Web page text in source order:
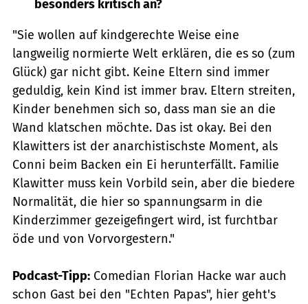
besonders kritisch an?
"Sie wollen auf kindgerechte Weise eine
langweilig normierte Welt erklären, die es so (zum
Glück) gar nicht gibt. Keine Eltern sind immer
geduldig, kein Kind ist immer brav. Eltern streiten,
Kinder benehmen sich so, dass man sie an die
Wand klatschen möchte. Das ist okay. Bei den
Klawitters ist der anarchistischste Moment, als
Conni beim Backen ein Ei herunterfällt. Familie
Klawitter muss kein Vorbild sein, aber die biedere
Normalität, die hier so spannungsarm in die
Kinderzimmer gezeigefingert wird, ist furchtbar
öde und von Vorvorgestern."
Podcast-Tipp: Comedian Florian Hacke war auch
schon Gast bei den "Echten Papas", hier geht's